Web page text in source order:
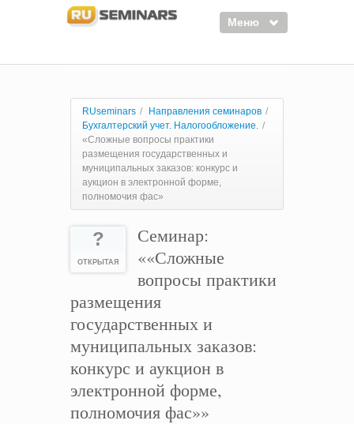
Меню
Курсы
Тренинги
Организаторы
Лектора
Регистрация
RUseminars / Направления семинаров /
Бухгалтерский учет. Налогообложение. /
«Сложные вопросы практики
размещения государственных и
муниципальных заказов: конкурс и
аукцион в электронной форме,
полномочия фас»
?
ОТКРЫТАЯ
Семинар:
««Сложные
вопросы практики
размещения
государственных и
муниципальных заказов:
конкурс и аукцион в
электронной форме,
полномочия фас»»